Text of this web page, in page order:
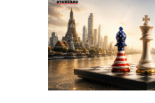
อินโดนีเซีย